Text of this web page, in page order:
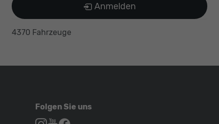
Anmelden
4370 Fahrzeuge
Folgen Sie uns